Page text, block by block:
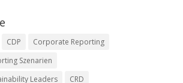
CDP
Corporate Reporting
Szenarien
Leaders
CRD